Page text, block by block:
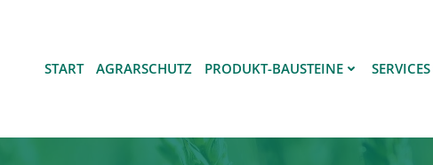
START AGRARSCHUTZ PRODUKT-BAUSTEINE SERVICES